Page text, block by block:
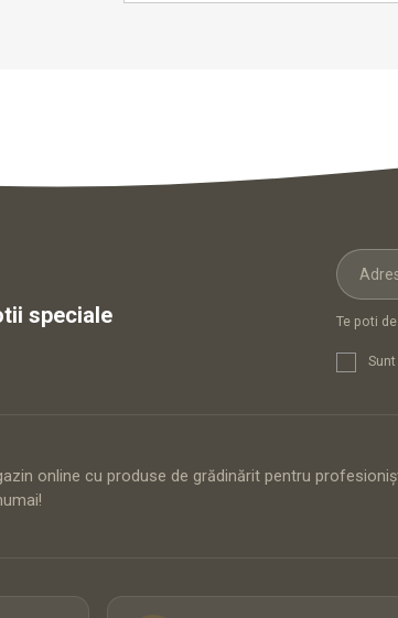
speciale Te poti
online cu produse de grădinărit pentru